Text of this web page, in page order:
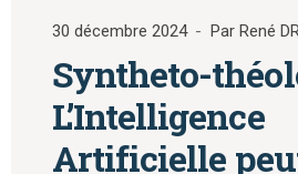
30 décembre 2024 Par René
Syntheto-
L’Intelligence
Artificielle